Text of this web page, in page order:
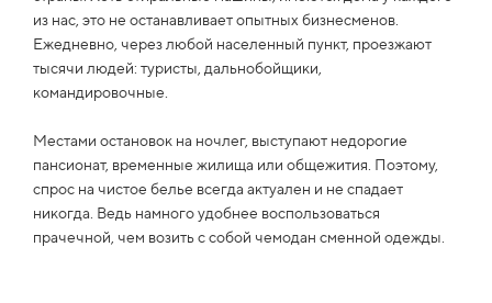
из нас, это не останавливает опытных бизнесменов.
Ежедневно, через любой населенный пункт, проезжают
тысячи людей: туристы, дальнобойщики,
командировочные.
Местами остановок на ночлег, выступают недорогие
пансионат, временные жилища или общежития. Поэтому,
спрос на чистое белье всегда актуален и не спадает
никогда. Ведь намного удобнее воспользоваться
прачечной, чем возить с собой чемодан сменной одежды.